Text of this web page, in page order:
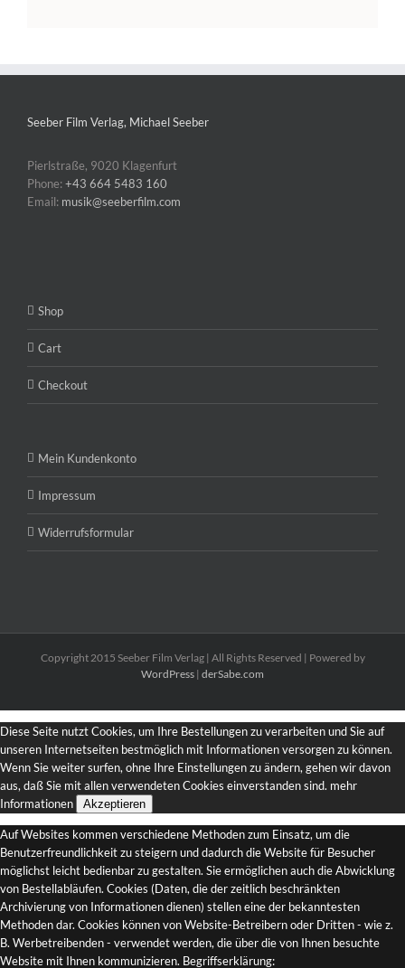
Seeber Film Verlag, Michael Seeber
Pierlstraße, 9020 Klagenfurt
Phone:+43 664 5483 160
Email: musik@seeberfilm.com
Shop
Cart
Checkout
Mein Kundenkonto
Impressum
Widerrufsformular
Copyright 2015 Seeber Film Verlag | All Rights Reserved | Powered by
WordPress | derSabe.com
Diese Seite nutzt Cookies, um Ihre Bestellungen zu verarbeiten und Sie auf
unseren Internetseiten bestmöglich mit Informationen versorgen zu können.
Wenn Sie weiter surfen, ohne Ihre Einstellungen zu ändern, gehen wir davon
aus, daß Sie mit allen verwendeten Cookies einverstanden sind. mehr
Informationen
Akzeptieren
Auf Websites kommen verschiedene Methoden zum Einsatz, um die
Benutzerfreundlichkeit zu steigern und dadurch die Website für Besucher
möglichst leicht bedienbar zu gestalten. Sie ermöglichen auch die Abwicklung
von Bestellabläufen. Cookies (Daten, die der zeitlich beschränkten
Archivierung von Informationen dienen) stellen eine der bekanntesten
Methoden dar. Cookies können von Website-Betreibern oder Dritten - wie z.
B. Werbetreibenden - verwendet werden, die über die von Ihnen besuchte
Website mit Ihnen kommunizieren. Begriffserklärung: